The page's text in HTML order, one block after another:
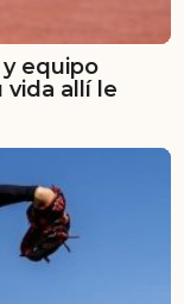
equipo
vida allí le